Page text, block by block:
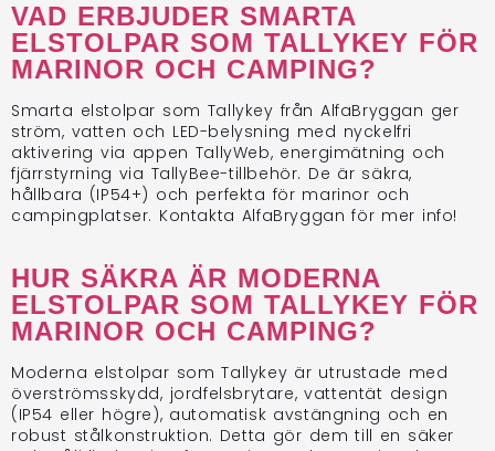
VAD ERBJUDER SMARTA
ELSTOLPAR SOM TALLYKEY FÖR
MARINOR OCH CAMPING?
Smarta elstolpar som Tallykey från AlfaBryggan ger
ström, vatten och LED-belysning med nyckelfri
aktivering via appen TallyWeb, energimätning och
fjärrstyrning via TallyBee-tillbehör. De är säkra,
hållbara (IP54+) och perfekta för marinor och
campingplatser. Kontakta AlfaBryggan för mer info!
HUR SÄKRA ÄR MODERNA
ELSTOLPAR SOM TALLYKEY FÖR
MARINOR OCH CAMPING?
Moderna elstolpar som Tallykey är utrustade med
överströmsskydd, jordfelsbrytare, vattentät design
(IP54 eller högre), automatisk avstängning och en
robust stålkonstruktion. Detta gör dem till en säker